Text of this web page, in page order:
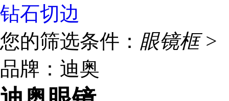
钻石切边
您的筛选条件： 眼镜框 >
品牌：迪奥